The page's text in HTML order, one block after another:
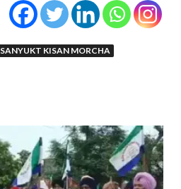
SANYUKT KISAN MORCHA